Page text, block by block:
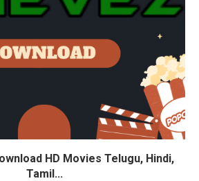
HD Movies Telugu, Hindi,
Tamil...